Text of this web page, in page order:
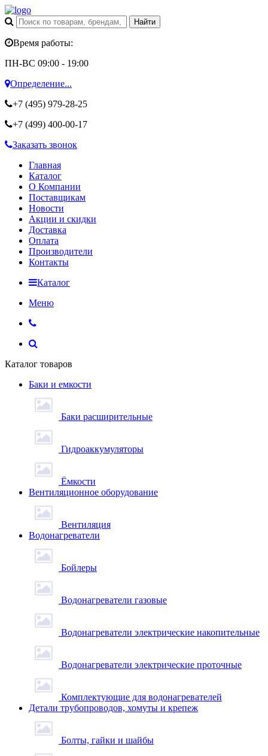
Время работы:
ПН-ВС 09:00 - 19:00
Определение...
+7 (495) 979-28-25
+7 (499) 400-00-17
Заказать звонок
Главная
Каталог
О Компании
Поставщикам
Новости
Акции и скидки
Доставка
Оплата
Производители
Контакты
Каталог
Меню
Каталог товаров
Баки и емкости
Баки расширительные
Гидроаккумуляторы
Ёмкости
Вентиляционное оборудование
Вентиляция
Водонагреватели
Бойлеры
Водонагреватели газовые
Водонагреватели электрические накопительные
Водонагреватели электрические проточные
Комплектующие для водонагревателей
Детали трубопроводов, хомуты и крепеж
Болты, гайки и шайбы